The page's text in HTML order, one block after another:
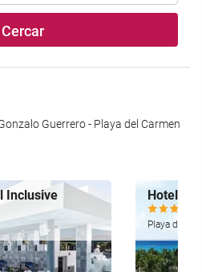
Cercar
Guerrero - Playa del Carmen
Inclusive Hotel
Playa del